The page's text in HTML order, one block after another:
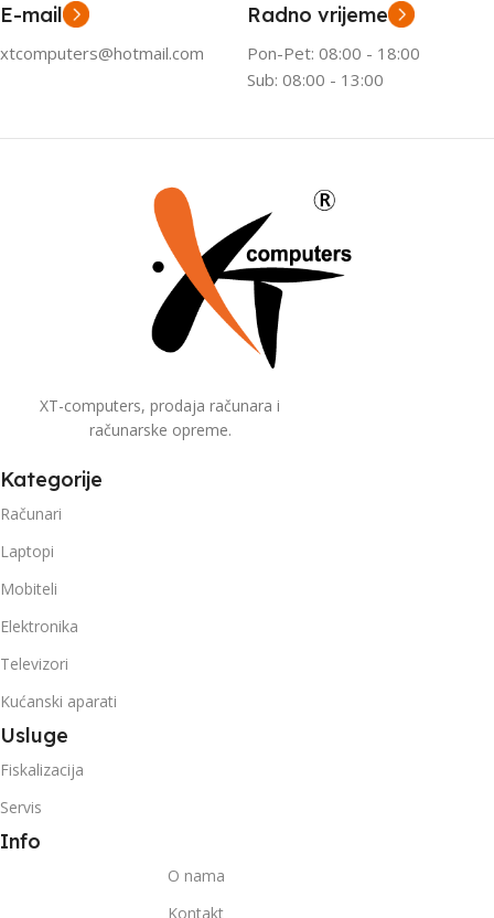
E-mail
xtcomputers@hotmail.com
Radno vrijeme
Pon-Pet: 08:00 - 18:00
Sub: 08:00 - 13:00
XT-computers, prodaja računara i
računarske opreme.
Kategorije
Računari
Laptopi
Mobiteli
Elektronika
Televizori
Kućanski aparati
Usluge
Fiskalizacija
Servis
Info
O nama
Kontakt